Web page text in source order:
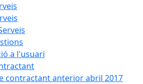
a l'usuari
contractant anterior abril 2017